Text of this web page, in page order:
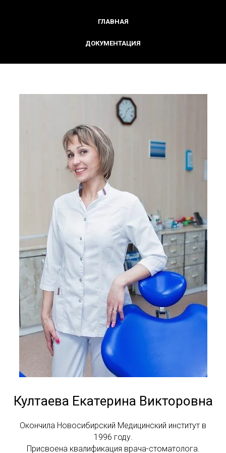
ГЛАВНАЯ
ДОКУМЕНТАЦИЯ
Култаева Екатерина Викторовна
Окончила Новосибирский Медицинский институт в
1996 году.
Присвоена квалификация врача-стоматолога.